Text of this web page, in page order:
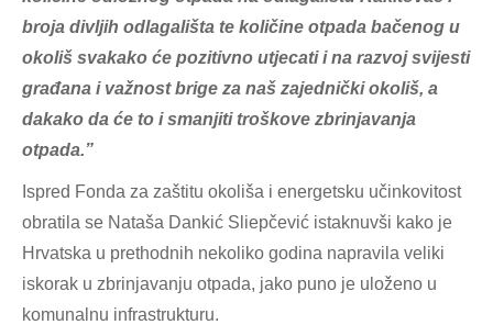
broja divljih odlagališta te količine otpada bačenog u
okoliš svakako će pozitivno utjecati i na razvoj svijesti
građana i važnost brige za naš zajednički okoliš, a
dakako da će to i smanjiti troškove zbrinjavanja
otpada.”
Ispred Fonda za zaštitu okoliša i energetsku učinkovitost
obratila se Nataša Dankić Sliepčević istaknuvši kako je
Hrvatska u prethodnih nekoliko godina napravila veliki
iskorak u zbrinjavanju otpada, jako puno je uloženo u
komunalnu infrastrukturu.